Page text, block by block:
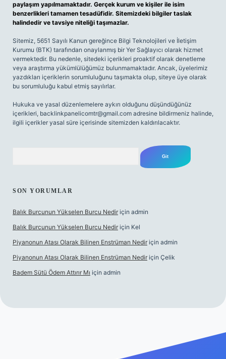
paylaşım yapılmamaktadır. Gerçek kurum ve kişiler ile isim
benzerlikleri tamamen tesadüfidir. Sitemizdeki bilgiler taslak
halindedir ve tavsiye niteliği taşımazlar.
Sitemiz, 5651 Sayılı Kanun gereğince Bilgi Teknolojileri ve İletişim
Kurumu (BTK) tarafından onaylanmış bir Yer Sağlayıcı olarak hizmet
vermektedir. Bu nedenle, sitedeki içerikleri proaktif olarak denetleme
veya araştırma yükümlülüğümüz bulunmamaktadır. Ancak, üyelerimiz
yazdıkları içeriklerin sorumluluğunu taşımakta olup, siteye üye olarak
bu sorumluluğu kabul etmiş sayılırlar.
Hukuka ve yasal düzenlemelere aykırı olduğunu düşündüğünüz
içerikleri, backlinkpanelicomtr@gmail.com adresine bildirmeniz halinde,
ilgili içerikler yasal süre içerisinde sitemizden kaldırılacaktır.
SON YORUMLAR
Balık Burcunun Yükselen Burcu Nedir için admin
Balık Burcunun Yükselen Burcu Nedir için Kel
Piyanonun Atası Olarak Bilinen Enstrüman Nedir için admin
Piyanonun Atası Olarak Bilinen Enstrüman Nedir için Çelik
Badem Sütü Ödem Attırır Mı için admin